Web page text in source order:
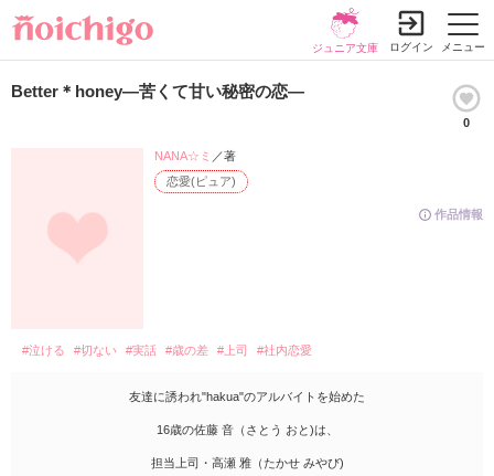
メニュー
ジュニア文庫 ログイン
Better＊honey―苦くて甘い秘密の恋―
0
作品情報
恋愛(ピュア)
NANA☆ミ ／著
#泣ける #切ない #実話 #歳の差 #上司 #社内恋愛
友達に誘われ"hakua"のアルバイトを始めた
16歳の佐藤 音（さとう おと)は、
担当上司・高瀬 雅（たかせ みやび)